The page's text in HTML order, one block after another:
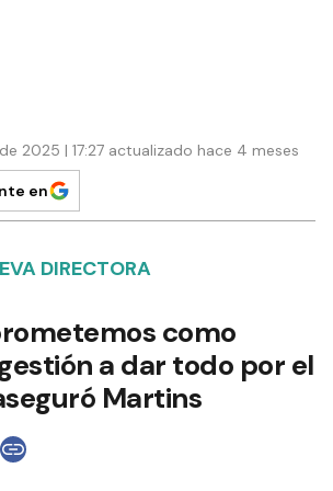
2025 | 17:27 actualizado hace 4 meses
en
DIRECTORA
como
a dar todo por el
Martins